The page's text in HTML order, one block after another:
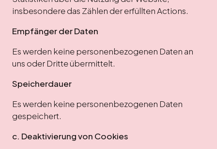
insbesondere das Zählen der erfüllten Actions.
Empfänger der Daten
Es werden keine personenbezogenen Daten an
uns oder Dritte übermittelt.
Speicherdauer
Es werden keine personenbezogenen Daten
gespeichert.
c. Deaktivierung von Cookies